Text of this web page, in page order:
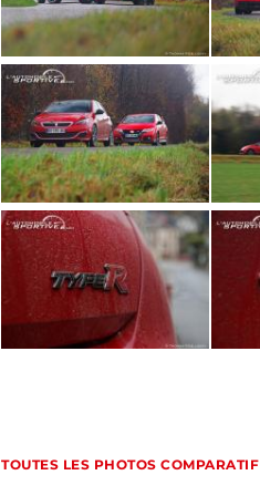
TOUTES LES PHOTOS COMPARATIF